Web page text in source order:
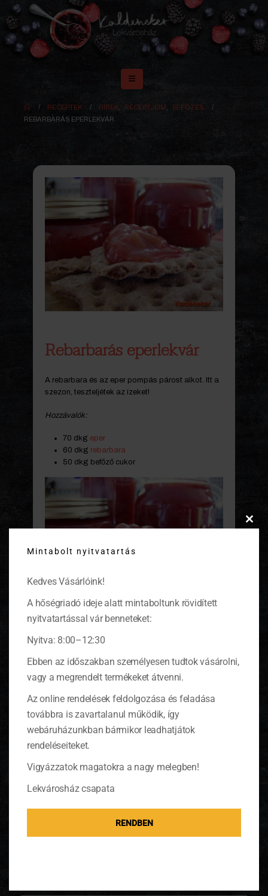
RECEPTEK HÍREK RECEPTJEIM
BEFŐZÉS
REBARBARÁS EPERLEKVÁR
Rebarbarás eperlekvár
A rebarbara és az eper pompás párost alkot. Itt a
szezon, teszteljétek az ízeket!
Hozzávalók:
70 dkg eper
60 dkg rebarbara
50 dkg befőző cukor
nagyobb eperszemeket vágjuk kétfelé, a
darabokra. A rebarbara külső héját nem
szükséges lehúzni.
Tegyük egy nagy lábasba, keverjük össze a
befőző cukorral, majd állandó kevergetés mellett
percig, majd töltsünk meg vele tisztára mosott
befőttesüvegeket.
Azonnal zárjuk le, és állítsuk fejre, így nem kell
Mintabolt nyitvatartás
Kedves Vásárlóink!
A hőségriadó ideje alatt mintaboltunk rövidített
nyitvatartással vár benneteket:
Nyitva: 8:00–12:30
Ebben az időszakban személyesen tudtok vásárolni,
vagy a megrendelt termékeket átvenni.
Az online rendelések feldolgozása és feladása
továbbra is zavartalanul működik, így
webáruházunkban bármikor leadhatjátok
rendeléseiteket.
Vigyázzatok magatokra a nagy melegben!
Lekvárosház csapata
RENDBEN